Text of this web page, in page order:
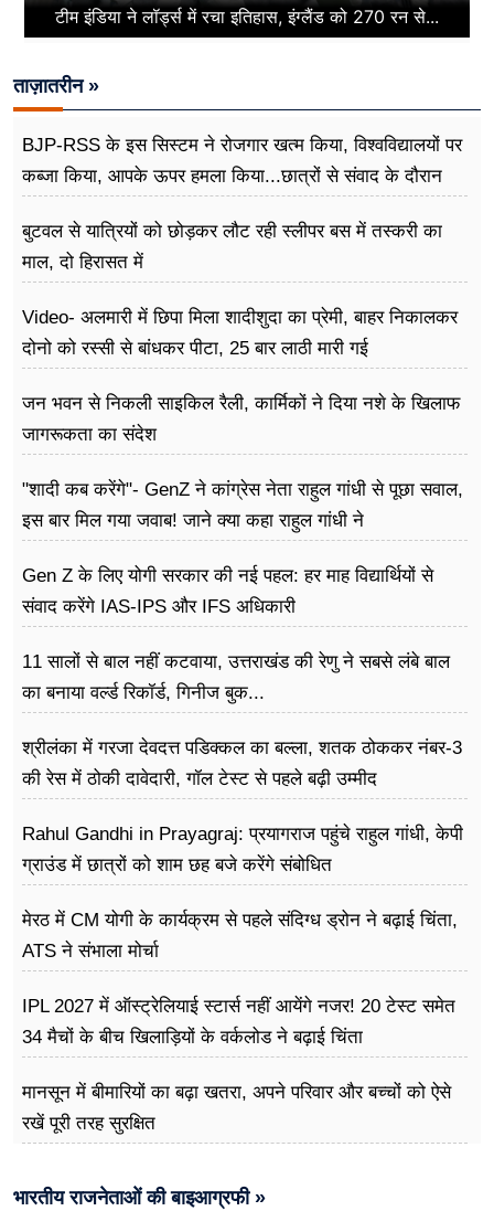
टीम इंडिया ने लॉर्ड्स में रचा इतिहास, इंग्लैंड को 270 रन से...
ताज़ातरीन »
BJP-RSS के इस सिस्टम ने रोजगार खत्म किया, विश्वविद्यालयों पर
कब्जा किया, आपके ऊपर हमला किया...छात्रों से संवाद के दौरान
बुटवल से यात्रियों को छोड़कर लौट रही स्लीपर बस में तस्करी का
माल, दो हिरासत में
Video- अलमारी में छिपा मिला शादीशुदा का प्रेमी, बाहर निकालकर
दोनो को रस्सी से बांधकर पीटा, 25 बार लाठी मारी गई
जन भवन से निकली साइकिल रैली, कार्मिकों ने दिया नशे के खिलाफ
जागरूकता का संदेश
"शादी कब करेंगे"- GenZ ने कांग्रेस नेता राहुल गांधी से पूछा सवाल,
इस बार मिल गया जवाब! जाने क्या कहा राहुल गांधी ने
Gen Z के लिए योगी सरकार की नई पहल: हर माह विद्यार्थियों से
संवाद करेंगे IAS-IPS और IFS अधिकारी
11 सालों से बाल नहीं कटवाया, उत्तराखंड की रेणु ने सबसे लंबे बाल
का बनाया वर्ल्ड रिकॉर्ड, गिनीज बुक...
श्रीलंका में गरजा देवदत्त पडिक्कल का बल्ला, शतक ठोककर नंबर-3
की रेस में ठोकी दावेदारी, गॉल टेस्ट से पहले बढ़ी उम्मीद
Rahul Gandhi in Prayagraj: प्रयागराज पहुंचे राहुल गांधी, केपी
ग्राउंड में छात्रों को शाम छह बजे करेंगे संबोधित
मेरठ में CM योगी के कार्यक्रम से पहले संदिग्ध ड्रोन ने बढ़ाई चिंता,
ATS ने संभाला मोर्चा
IPL 2027 में ऑस्ट्रेलियाई स्टार्स नहीं आयेंगे नजर! 20 टेस्ट समेत
34 मैचों के बीच खिलाड़ियों के वर्कलोड ने बढ़ाई चिंता
मानसून में बीमारियों का बढ़ा खतरा, अपने परिवार और बच्चों को ऐसे
रखें पूरी तरह सुरक्षित
भारतीय राजनेताओं की बाइआग्रफी »